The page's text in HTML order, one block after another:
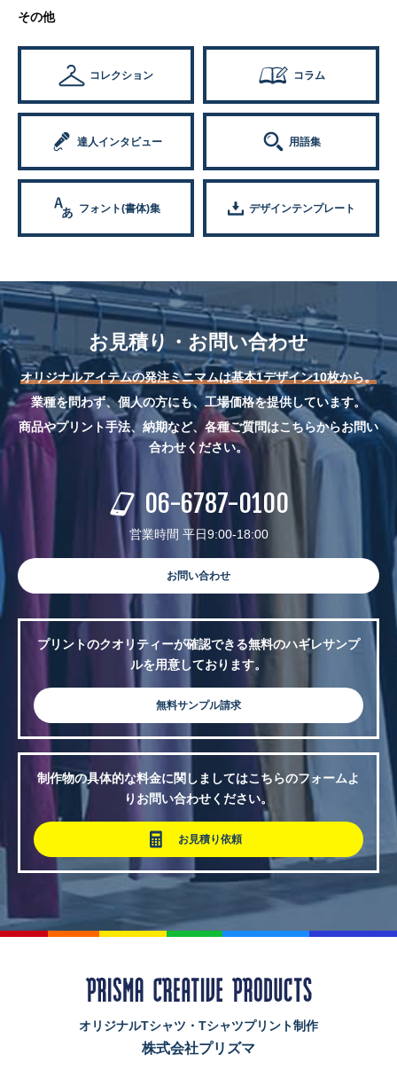
その他
コレクション コラム
達人インタビュー 用語集
フォント(書体)集 デザインテンプレート
お見積り・お問い合わせ
オリジナルアイテムの発注ミニマムは基本1デザイン10枚から。
業種を問わず、個人の方にも、工場価格を提供しています。
商品やプリント手法、納期など、各種ご質問はこちらからお問い
合わせください。
06-6787-0100
営業時間 平日9:00-18:00
お問い合わせ
プリントのクオリティーが確認できる無料のハギレサンプ
ルを用意しております。
無料サンプル請求
制作物の具体的な料金に関しましてはこちらのフォームよ
りお問い合わせください。
お見積り依頼
オリジナルTシャツ・Tシャツプリント制作
株式会社プリズマ